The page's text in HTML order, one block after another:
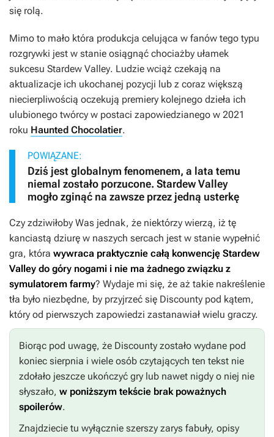
się rolą.
Mimo to mało która produkcja celująca w fanów tego typu
rozgrywki jest w stanie osiągnąć chociażby ułamek
sukcesu Stardew Valley. Ludzie wciąż czekają na
aktualizacje ich ukochanej pozycji lub z coraz większą
niecierpliwością oczekują premiery kolejnego dzieła ich
ulubionego twórcy w postaci zapowiedzianego w 2021
roku Haunted Chocolatier.
POWIĄZANE:
Dziś jest globalnym fenomenem, a lata temu
niemal zostało porzucone. Stardew Valley
mogło zginąć na zawsze przez jedną usterkę
Czy zdziwiłoby Was jednak, że niektórzy wierzą, iż tę
kanciastą dziurę w naszych sercach jest w stanie wypełnić
gra, która wywraca praktycznie całą konwencję Stardew
Valley do góry nogami i nie ma żadnego związku z
symulatorem farmy? Wydaje mi się, że aż takie nakreślenie
tła było niezbędne, by przyjrzeć się Discounty pod kątem,
który od pierwszych zapowiedzi zastanawiał wielu graczy.
Biorąc pod uwagę, że Discounty zostało wydane pod
koniec sierpnia i wiele osób czytających ten tekst nie
zdołało jeszcze ukończyć gry lub nawet nigdy o niej nie
słyszało, w poniższym tekście brak poważnych
spoilerów.
Znajdziecie tu wyłącznie szerszy zarys fabuły, opisy